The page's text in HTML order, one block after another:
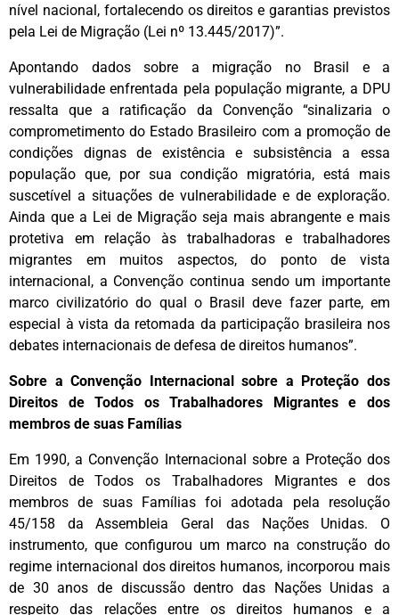
nível nacional, fortalecendo os direitos e garantias previstos
pela Lei de Migração (Lei nº 13.445/2017)”.
Apontando dados sobre a migração no Brasil e a
vulnerabilidade enfrentada pela população migrante, a DPU
ressalta que a ratificação da Convenção “sinalizaria o
comprometimento do Estado Brasileiro com a promoção de
condições dignas de existência e subsistência a essa
população que, por sua condição migratória, está mais
suscetível a situações de vulnerabilidade e de exploração.
Ainda que a Lei de Migração seja mais abrangente e mais
protetiva em relação às trabalhadoras e trabalhadores
migrantes em muitos aspectos, do ponto de vista
internacional, a Convenção continua sendo um importante
marco civilizatório do qual o Brasil deve fazer parte, em
especial à vista da retomada da participação brasileira nos
debates internacionais de defesa de direitos humanos”.
Sobre a Convenção Internacional sobre a Proteção dos
Direitos de Todos os Trabalhadores Migrantes e dos
membros de suas Famílias
Em 1990, a Convenção Internacional sobre a Proteção dos
Direitos de Todos os Trabalhadores Migrantes e dos
membros de suas Famílias foi adotada pela resolução
45/158 da Assembleia Geral das Nações Unidas. O
instrumento, que configurou um marco na construção do
regime internacional dos direitos humanos, incorporou mais
de 30 anos de discussão dentro das Nações Unidas a
respeito das relações entre os direitos humanos e a